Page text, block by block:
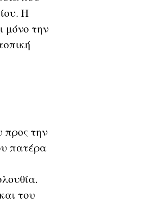
Η
μόνο την
προς την
πατέρα
του